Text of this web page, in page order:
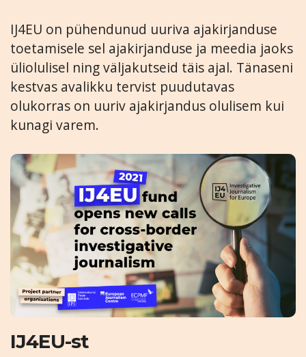
IJ4EU on pühendunud uuriva ajakirjanduse
toetamisele sel ajakirjanduse ja meedia jaoks
üliolulisel ning väljakutseid täis ajal. Tänaseni
kestvas avalikku tervist puudutavas
olukorras on uuriv ajakirjandus olulisem kui
kunagi varem.
IJ4EU-st